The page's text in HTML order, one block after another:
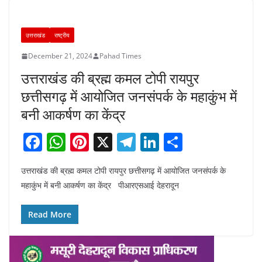
उत्तराखंड राष्ट्रीय
December 21, 2024 Pahad Times
उत्तराखंड की ब्रह्म कमल टोपी रायपुर
छत्तीसगढ़ में आयोजित जनसंपर्क के महाकुंभ में
बनी आकर्षण का केंद्र
F
a
c
e
b
o
o
W
at
s
A
p
p
Pi
nt
er
X T
el
e
gr
m
Li
n
k
n
ar
उत्तराखंड की ब्रह्म कमल टोपी रायपुर छत्तीसगढ़ में आयोजित जनसंपर्क के
महाकुंभ में बनी आकर्षण का केंद्र पीआरएसआई देहरादून
Read More